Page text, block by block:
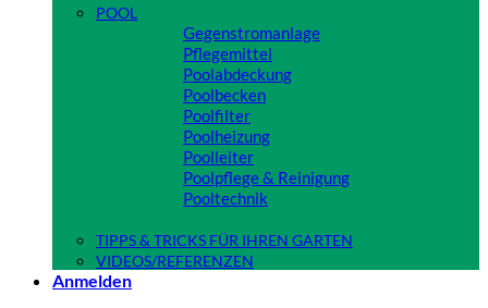
POOL
Gegenstromanlage
Pflegemittel
Poolabdeckung
Poolbecken
Poolfilter
Poolheizung
Poolleiter
Poolpflege & Reinigung
Pooltechnik
TIPPS & TRICKS FÜR IHREN GARTEN
VIDEOS/REFERENZEN
Anmelden